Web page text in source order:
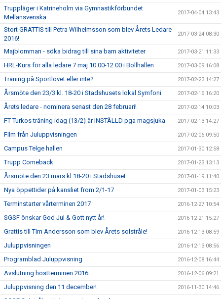
Truppläger i Katrineholm via Gymnastikförbundet
Mellansvenska
2017-04-04 13:43
Stort GRATTIS till Petra Wilhelmsson som blev Årets Ledare
2016!
2017-03-24 08:30
Majblomman - söka bidrag till sina barn aktiviteter 2017-03-21 11:33
HRL-Kurs för alla ledare 7 maj 10.00-12.00 i Bollhallen 2017-03-09 16:08
Träning på Sportlovet eller inte? 2017-02-23 14:27
Årsmöte den 23/3 kl. 18-20 i Stadshusets lokal Symfoni 2017-02-16 16:20
Årets ledare - nominera senast den 28 februari! 2017-02-14 10:03
FT Turkos träning idag (13/2) är INSTÄLLD pga magsjuka 2017-02-13 14:27
Film från Juluppvisningen 2017-02-06 09:50
Campus Telge hallen 2017-01-30 12:58
Trupp Comeback 2017-01-23 13:13
Årsmöte den 23 mars kl 18-20 i Stadshuset 2017-01-19 11:40
Nya öppettider på kansliet from 2/1-17 2017-01-03 15:23
Terminstarter vårterminen 2017 2016-12-27 10:54
SGSF önskar God Jul & Gott nytt år! 2016-12-21 15:27
Grattis till Tim Andersson som blev Årets solstråle! 2016-12-13 08:59
Juluppvisningen 2016-12-13 08:56
Programblad Juluppvisning 2016-12-08 16:44
Avslutning höstterminen 2016 2016-12-06 09:21
Juluppvisning den 11 december! 2016-11-30 14:46